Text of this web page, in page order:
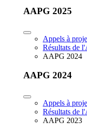
AAPG 2025
Appels à
Résultats de
AAPG 2024
AAPG 2024
Appels à
Résultats de
AAPG 2023